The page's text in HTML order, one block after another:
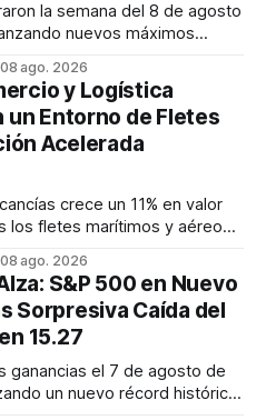
la semana del 8 de agosto
nuevos máximos
rendimientos del Tesoro de
más débil. El petróleo se
08 ago. 2026
y Logística
un Entorno de Fletes
Acelerada
crece un 11% en valor
los fletes marítimos y aéreos
La financiación del
90% del crédito, se digitaliza
08 ago. 2026
S&P 500 en Nuevo
Sorpresiva Caída del
15.27
ganancias el 7 de agosto de
un nuevo récord histórico